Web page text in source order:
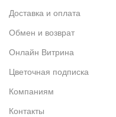
Доставка и оплата
Обмен и возврат
Онлайн Витрина
Цветочная подписка
Компаниям
Контакты